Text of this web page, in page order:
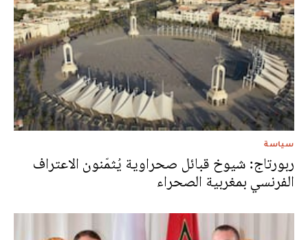
سياسة
ربورتاج: شيوخ قبائل صحراوية يُثمّنون الاعتراف
الفرنسي بمغربية الصحراء